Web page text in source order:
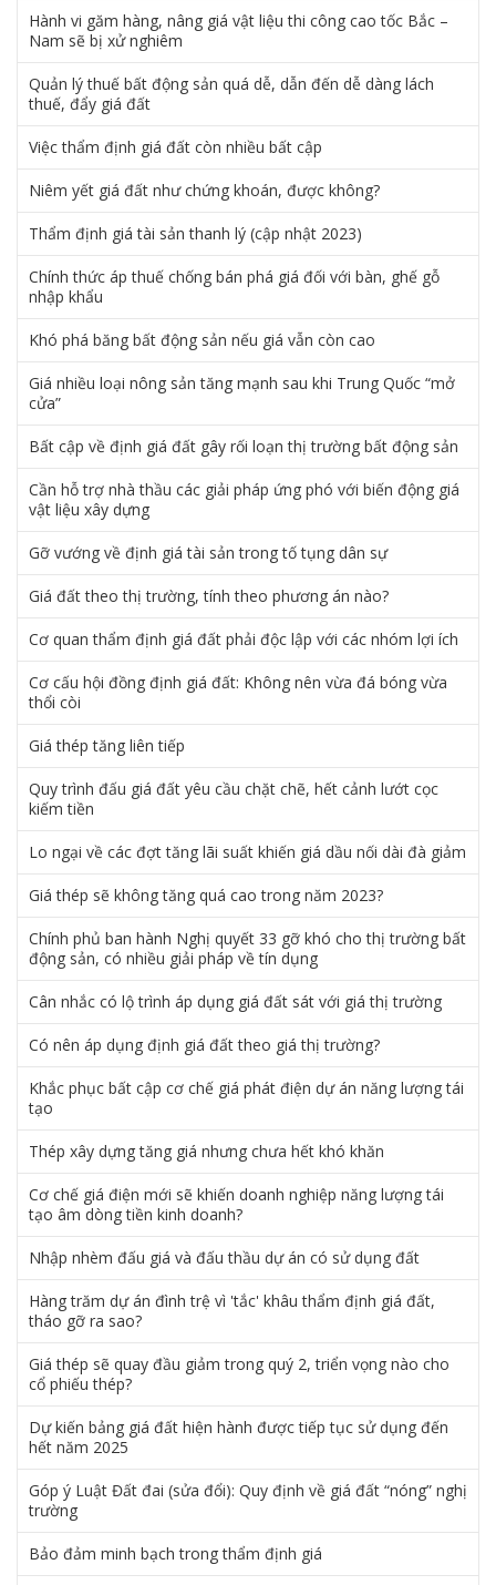
Hành vi găm hàng, nâng giá vật liệu thi công cao tốc Bắc –
Nam sẽ bị xử nghiêm
Quản lý thuế bất động sản quá dễ, dẫn đến dễ dàng lách
thuế, đẩy giá đất
Việc thẩm định giá đất còn nhiều bất cập
Niêm yết giá đất như chứng khoán, được không?
Thẩm định giá tài sản thanh lý (cập nhật 2023)
Chính thức áp thuế chống bán phá giá đối với bàn, ghế gỗ
nhập khẩu
Khó phá băng bất động sản nếu giá vẫn còn cao
Giá nhiều loại nông sản tăng mạnh sau khi Trung Quốc “mở
cửa”
Bất cập về định giá đất gây rối loạn thị trường bất động sản
Cần hỗ trợ nhà thầu các giải pháp ứng phó với biến động giá
vật liệu xây dựng
Gỡ vướng về định giá tài sản trong tố tụng dân sự
Giá đất theo thị trường, tính theo phương án nào?
Cơ quan thẩm định giá đất phải độc lập với các nhóm lợi ích
Cơ cấu hội đồng định giá đất: Không nên vừa đá bóng vừa
thổi còi
Giá thép tăng liên tiếp
Quy trình đấu giá đất yêu cầu chặt chẽ, hết cảnh lướt cọc
kiếm tiền
Lo ngại về các đợt tăng lãi suất khiến giá dầu nối dài đà giảm
Giá thép sẽ không tăng quá cao trong năm 2023?
Chính phủ ban hành Nghị quyết 33 gỡ khó cho thị trường bất
động sản, có nhiều giải pháp về tín dụng
Cân nhắc có lộ trình áp dụng giá đất sát với giá thị trường
Có nên áp dụng định giá đất theo giá thị trường?
Khắc phục bất cập cơ chế giá phát điện dự án năng lượng tái
tạo
Thép xây dựng tăng giá nhưng chưa hết khó khăn
Cơ chế giá điện mới sẽ khiến doanh nghiệp năng lượng tái
tạo âm dòng tiền kinh doanh?
Nhập nhèm đấu giá và đấu thầu dự án có sử dụng đất
Hàng trăm dự án đình trệ vì 'tắc' khâu thẩm định giá đất,
tháo gỡ ra sao?
Giá thép sẽ quay đầu giảm trong quý 2, triển vọng nào cho
cổ phiếu thép?
Dự kiến bảng giá đất hiện hành được tiếp tục sử dụng đến
hết năm 2025
Góp ý Luật Đất đai (sửa đổi): Quy định về giá đất “nóng” nghị
trường
Bảo đảm minh bạch trong thẩm định giá